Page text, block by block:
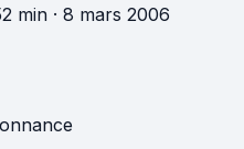
min · 8 mars 2006